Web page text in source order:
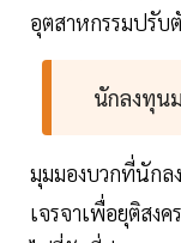
อุตสาหกรรมปรับ
นักลงทุน
มุมมองบวกที่นัก
เจรจาเพื่อยุติสง